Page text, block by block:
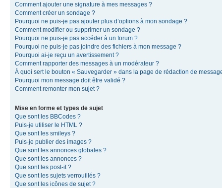
Comment ajouter une signature à mes messages ?
Comment créer un sondage ?
Pourquoi ne puis-je pas ajouter plus d’options à mon sondage ?
Comment modifier ou supprimer un sondage ?
Pourquoi ne puis-je pas accéder à un forum ?
Pourquoi ne puis-je pas joindre des fichiers à mon message ?
Pourquoi ai-je reçu un avertissement ?
Comment rapporter des messages à un modérateur ?
À quoi sert le bouton « Sauvegarder » dans la page de rédaction de
Pourquoi mon message doit être validé ?
Comment remonter mon sujet ?
Mise en forme et types de sujet
Que sont les BBCodes ?
Puis-je utiliser le HTML ?
Que sont les smileys ?
Puis-je publier des images ?
Que sont les annonces globales ?
Que sont les annonces ?
Que sont les post-it ?
Que sont les sujets verrouillés ?
Que sont les icônes de sujet ?